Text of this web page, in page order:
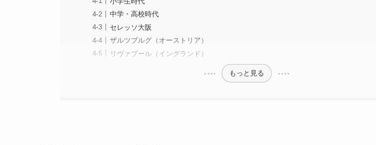
中学・高校時代
セレッソ大阪
ザルツブルグ（オーストリア）
リヴァプール（イングランド）
もっと見る